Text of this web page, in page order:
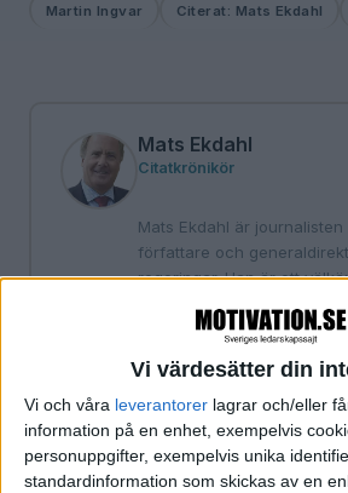
Vi värdesätter din
Vi och våra leverantorer lagrar och/eller
information på en enhet, exempelvis
personuppgifter, exempelvis unika
standardinformation som skickas av en
Martin Ingvar Citerat: Mats Ekdahl
Mats Ekdahl
Citatkrönikör
Mats Ekdahl är journalisten
författare och
regeringar. Han är ett
bland annat chefredaktör
Arbetet på sitt CV. Mats har
till Europafilm, Bonniers,
Författare till Tore
ett flertal egna böcker, nu
Ägget - en mat- och